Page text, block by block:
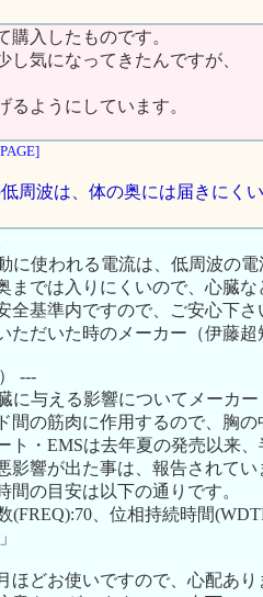
購入したものです。
し気になってきたんですが、
るようにしています。
周波は、体の奥には届きにく
に使われる電流は、低周波の
までは入りにくいので、心臓
全基準内ですので、ご安心下さ
ただいた時のメーカー（伊藤
---
に与える影響についてメーカ
間の筋肉に作用するので、胸
ト・EMSは去年夏の発売以来
影響が出た事は、報告されて
間の目安は以下の通りです。
(FREQ):70、位相持続時間
ほどお使いですので、心配あ